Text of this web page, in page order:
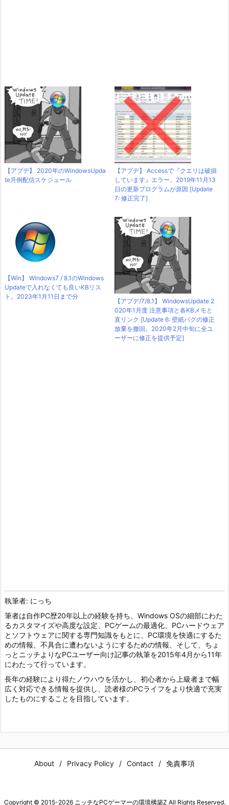
【アプデ】 2020年のWindowsUpda
te月例配信スケジュール
【アプデ】 Accessで『クエリは破損
しています』エラー。2019年11月13
日の更新プログラムが原因 [Update
7: 修正完了]
【Win】 Windows7 / 8.1のWindows
Updateで入れなくても良いKBリス
ト。2023年1月11日まで分
【アプデ/7/8.1】 WindowsUpdate 2
020年1月度 注意事項と各KBメモと
直リンク [Update 6: 壁紙バグの修正
放棄を撤回。2020年2月中旬に全ユ
ーザーに修正を提供予定]
執筆者: にっち
筆者は自作PC歴20年以上の経験を持ち、Windows OSの細部にわた
るカスタマイズや高度な設定、PCゲームの最適化、PCハードウェア
とソフトウェアに関する専門知識をもとに、PC環境を快適にするた
めの情報、不具合に遭わないようにするための情報、そして、ちょ
っとニッチよりなPCユーザー向け記事の執筆を2015年4月から11年
にわたって行っています。
長年の経験により得たノウハウを活かし、初心者から上級者まで幅
広く対応できる情報を提供し、読者様のPCライフをより快適で充実
したものにすることを目指しています。
About Privacy Policy Contact 免責事項
Copyright © 2015-2026 ニッチなPCゲーマーの環境構築Z All Rights Reserved.